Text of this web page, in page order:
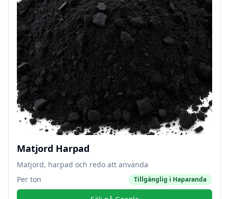
Matjord Harpad
Matjord, harpad och redo att använda
Per ton
Tillgänglig i Haparanda